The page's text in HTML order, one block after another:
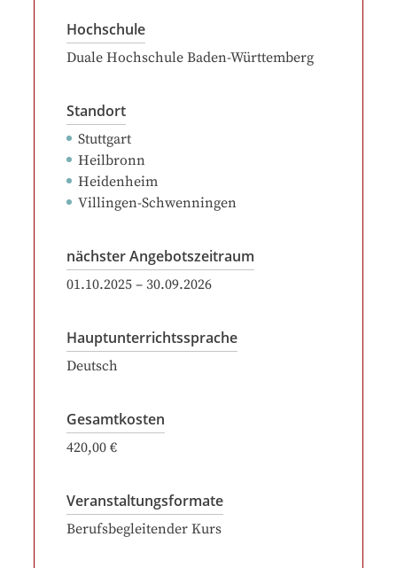
Hochschule
Duale Hochschule Baden-Württemberg
Standort
Stuttgart
Heilbronn
Heidenheim
Villingen-Schwenningen
nächster Angebotszeitraum
01.10.2025 – 30.09.2026
Hauptunterrichtssprache
Deutsch
Gesamtkosten
420,00 €
Veranstaltungsformate
Berufsbegleitender Kurs